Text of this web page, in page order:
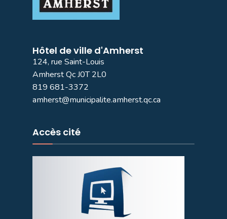
Hôtel de ville d'Amherst
124, rue Saint-Louis
Amherst Qc J0T 2L0
819 681-3372
amherst@municipalite.amherst.qc.ca
Accès cité